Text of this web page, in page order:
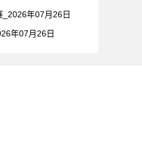
年07月26日
年07月26日